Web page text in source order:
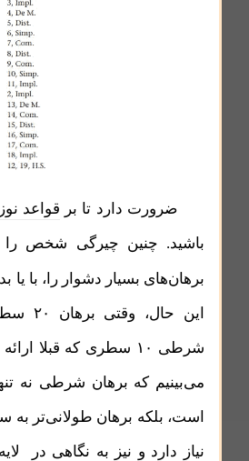
ضرورت دارد تا بر قواعد
باشید. چنین چیرگی شخص را
برهان‌های بسیار دشوار را، با یا
این
شرطی ۱۰ سطری که قبلا
می‌بینیم که برهان شرطی نه
است، بلکه برهان طولانی‌تر به
نیاز دارد و نیز به نگاهی در